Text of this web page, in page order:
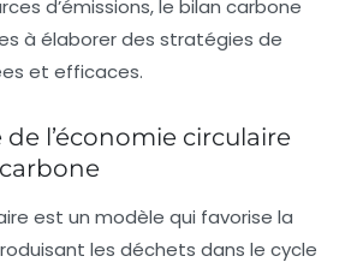
d’émissions, le bilan carbone
à élaborer des stratégies de
et efficaces.
de l’économie circulaire
est un modèle qui favorise la
les déchets dans le cycle